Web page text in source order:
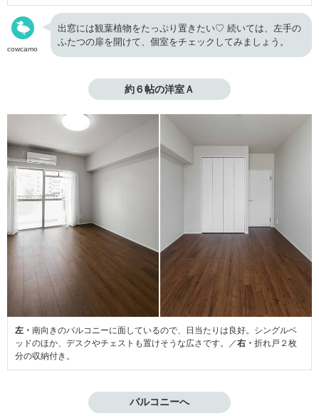
cowcamo
出窓には観葉植物をたっぷり置きたい♡ 続いては、左手の
ふたつの扉を開けて、個室をチェックしてみましょう。
約６帖の洋室Ａ
左・ 南向きのバルコニーに面しているので、日当たりは良好。シングルベ
ッドのほか、デスクやチェストも置けそうな広さです。／右・ 折れ戸２枚
分の収納付き。
バルコニーへ